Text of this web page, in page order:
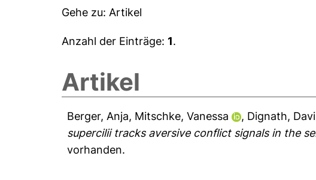
Gehe zu: Artikel
Anzahl der Einträge:1.
Artikel
Berger, Anja, Mitschke, Vanessa , Dignath,
supercilii tracks aversive conflict signals in the
vorhanden.